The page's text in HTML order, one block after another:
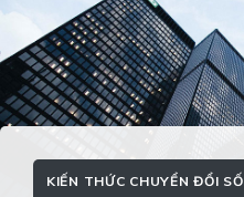
KIẾN THỨC CHUYỂN ĐỔI SỐ